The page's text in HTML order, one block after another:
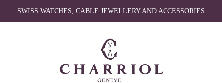
SWISS WATCHES, CABLE JEWELLERY AND ACCESSORIES